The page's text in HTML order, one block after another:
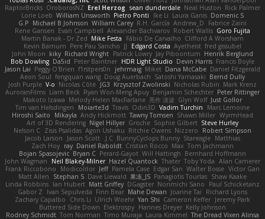
Rick Palmer
Neal Huston
sean dunderdale
Erel Herzog
OroborosNZ
RaptorBricks
Domenic S
Laura Ganis
Ike Li
Pietro Ponti
William Unsworth
Lorie Loeb
Fabrice Zaini
Andrew_D
R.H. García
William Carey
Michael B Johnson
G.P
Goro Fujita
Robert Wallis
Alexander Bachvarov
Evan Campbell
Rene Gansen
Clifford A Worsham
Fábio De Carvalho
Mike Festa
Martin Banak - Dr Zed
fred gissubel
Ayetheist
Edgard Costa
JJ
Pere Pau Sancho
Kevin Barnum
Henrik Berglund
Jay Piboontum
Patrick Lowry
Richard Wright
kiky
John Moon
Francis Boyle
Devin Harris
HDR Light Studio
Peter Baintner
Da5id
Bob Dowling
Daniel Fitzgerald
Dana McCabe
Miket
jehrmaig
f1rstpers0n
Peggy O'Brien
Jason Lai
Bernd Dully
Satoshi Yamasaki
Doug Auerbach
fengquan wang
Aeon Soul
Mark Krenz
Nicholas Rubin
Krzysztof Zwolinski
JG3
Nicolas Côté
V-o
Josh Purple
Peter Rittinger
Benjamin Schechter
Ryan Won-Meng Apuy
Liam Beck
AuroranFilms
Just Gollor
Glyn Wolf
亮作 淡波
Melody Helen MacFarlane
Makoto Izawa
Marc Lemoine
Vadim Turchin
Odin3D
Travis
Moiarte3d
Tim van Helsdingen
WyrmHead
Shawn Miller
Tawny Tomsen
Andy Hickmott
Mikayla
Hiroshi Saito
Steve Hurley
Sophie Gilbert
Grische
Nigel Hillyer
Art of 3D Rendering
Robert Simpson
Nizzero
Ritchie Owens
Agon Ushaku
Zisis Psalidas
Nelson C
Matthias
Stareagle
BunnyCyclops Bunny
J.C.
Jason Scott
Jacob Larson
Tom Jachmann
Max
Cristian Rocco
Daniel Raboldt
ray
Zach Hoy
Bernhard Hoffmann
Will Hattingh
Perard-Gayot
Bryan C
Bojan Spasojevic
Alan Camerer
Toby Yoda
Thater
Hazel Quantock
Neil Blakey-Milner
John Wagman
Victor Gan
Walter Bosse
Edgar San
Pamela Case
Jeff
Modicolitor
Frank Riccobono
Shaw Kaake
Panagiotis Tourlas
果冻_JS
Dave Liewald
Stephan S
Matt Allen
Paul Schicketanz
Norimichi Sano
DGagster
Matt Griffey
Ian Hubert
Linda Robbins
Richard Lyons
Joanne Tai
Mahe Dewan
Finn Bear
Ivan Sepulveda
Gabor Z
Jeremy Park
Cameron Keffer
Yan Shi
Ulrich Woehr
Chris Li
Zachary Capalbo
Kelly Johnson
Hannes Dreyer
Elektrospy
Buttered Side Down
The Dread Vixen Alinsa
Laura Kimmel
Timo Muraja
Tom Norman
Rodney Schmidt